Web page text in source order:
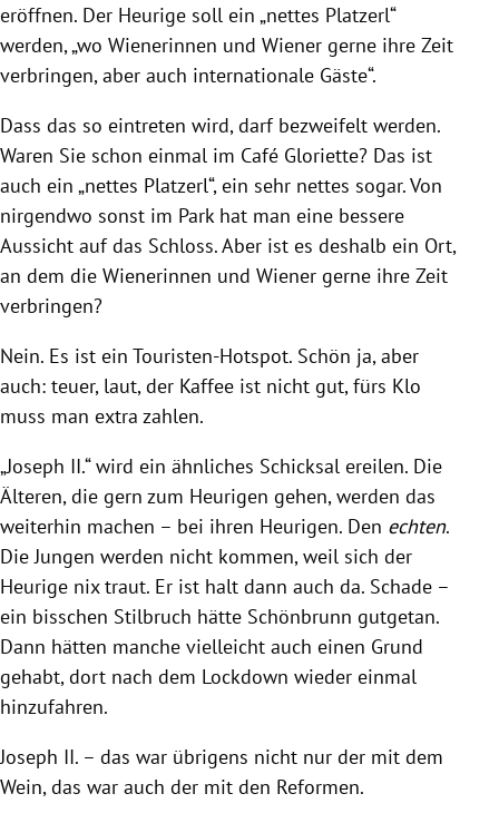
eröffnen. Der Heurige soll ein „nettes Platzerl“
werden, „wo Wienerinnen und Wiener gerne ihre Zeit
verbringen, aber auch internationale Gäste“.
Dass das so eintreten wird, darf bezweifelt werden.
Waren Sie schon einmal im Café Gloriette? Das ist
auch ein „nettes Platzerl“, ein sehr nettes sogar. Von
nirgendwo sonst im Park hat man eine bessere
Aussicht auf das Schloss. Aber ist es deshalb ein Ort,
an dem die Wienerinnen und Wiener gerne ihre Zeit
verbringen?
Nein. Es ist ein Touristen-Hotspot. Schön ja, aber
auch: teuer, laut, der Kaffee ist nicht gut, fürs Klo
muss man extra zahlen.
„Joseph II.“ wird ein ähnliches Schicksal ereilen. Die
Älteren, die gern zum Heurigen gehen, werden das
weiterhin machen – bei ihren Heurigen. Den echten.
Die Jungen werden nicht kommen, weil sich der
Heurige nix traut. Er ist halt dann auch da. Schade –
ein bisschen Stilbruch hätte Schönbrunn gutgetan.
Dann hätten manche vielleicht auch einen Grund
gehabt, dort nach dem Lockdown wieder einmal
hinzufahren.
Joseph II. – das war übrigens nicht nur der mit dem
Wein, das war auch der mit den Reformen.